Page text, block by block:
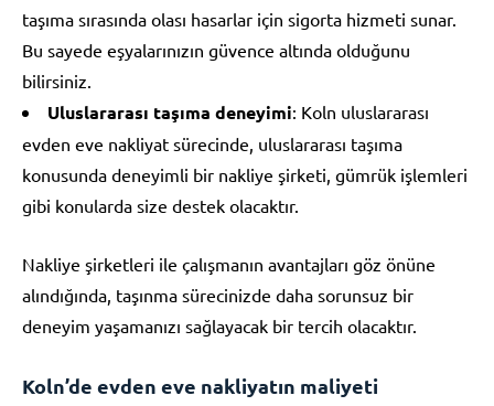
taşıma sırasında olası hasarlar için sigorta hizmeti sunar.
Bu sayede eşyalarınızın güvence altında olduğunu
bilirsiniz.
Uluslararası taşıma deneyimi: Koln uluslararası
evden eve nakliyat sürecinde, uluslararası taşıma
konusunda deneyimli bir nakliye şirketi, gümrük işlemleri
gibi konularda size destek olacaktır.
Nakliye şirketleri ile çalışmanın avantajları göz önüne
alındığında, taşınma sürecinizde daha sorunsuz bir
deneyim yaşamanızı sağlayacak bir tercih olacaktır.
Koln’de evden eve nakliyatın maliyeti